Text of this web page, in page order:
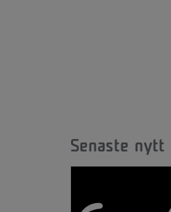
Senaste nytt